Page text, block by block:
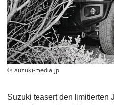
© suzuki-media.jp
Suzuki teasert den limitierten